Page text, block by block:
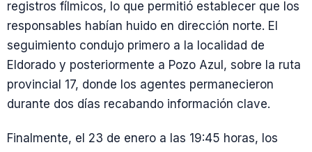
registros fílmicos, lo que permitió establecer que los
responsables habían huido en dirección norte. El
seguimiento condujo primero a la localidad de
Eldorado y posteriormente a Pozo Azul, sobre la ruta
provincial 17, donde los agentes permanecieron
durante dos días recabando información clave.
Finalmente, el 23 de enero a las 19:45 horas, los